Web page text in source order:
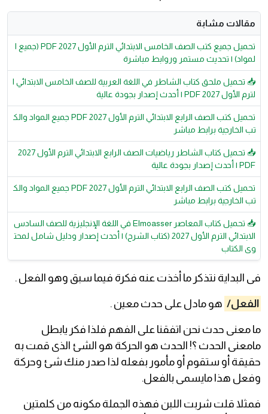
مقالات مشابة
تحميل جميع كتب الصف الخامس الابتدائي الترم الأول 2027 PDF (جميع ا
لمواد) | تحديث مستمر وروابط مباشرة
📥 تحميل ملحق كتاب الشاطر في اللغة العربية للصف الخامس الابتدائي ا
لترم الأول 2027 PDF | أحدث إصدار بجودة عالية
تحميل كتب الصف الرابع الابتدائي الترم الأول 2027 PDF جميع المواد والك
تب الخارجية برابط مباشر
📥 تحميل كتاب الشاطر رياضيات الصف الرابع الابتدائي الترم الأول 2027
PDF | أحدث إصدار بجودة عالية
تحميل كتب الصف الرابع الابتدائي الترم الأول 2027 PDF جميع المواد والك
تب الخارجية برابط مباشر
📥 تحميل كتاب المعاصر Elmoasser في اللغة الإنجليزية للصف السادس
الابتدائي الترم الأول 2027 (كتاب الشرح) | أحدث إصدار ودليل شامل لمحت
وى الكتاب
فى البداية نتذكر ما أخذت عنه فكرة فيما سبق وهو الفعل .
الفعل/ هو مادل على حدث معين .
ما معنى حدث نحن اتفقنا على الفهم فلذا فكر يابطل
مامعنى الحدث ؟! الحدث هو الحركة هو الشئ الذى قمت به
حقيقة أو ستقوم أو مأمور بفعله لذا صدر منك شئ وحركة
وفعل هذا مايسمى بالفعل.
فمثلا قلت شربت اللبن فهذه الجملة مكونه من كلمتين